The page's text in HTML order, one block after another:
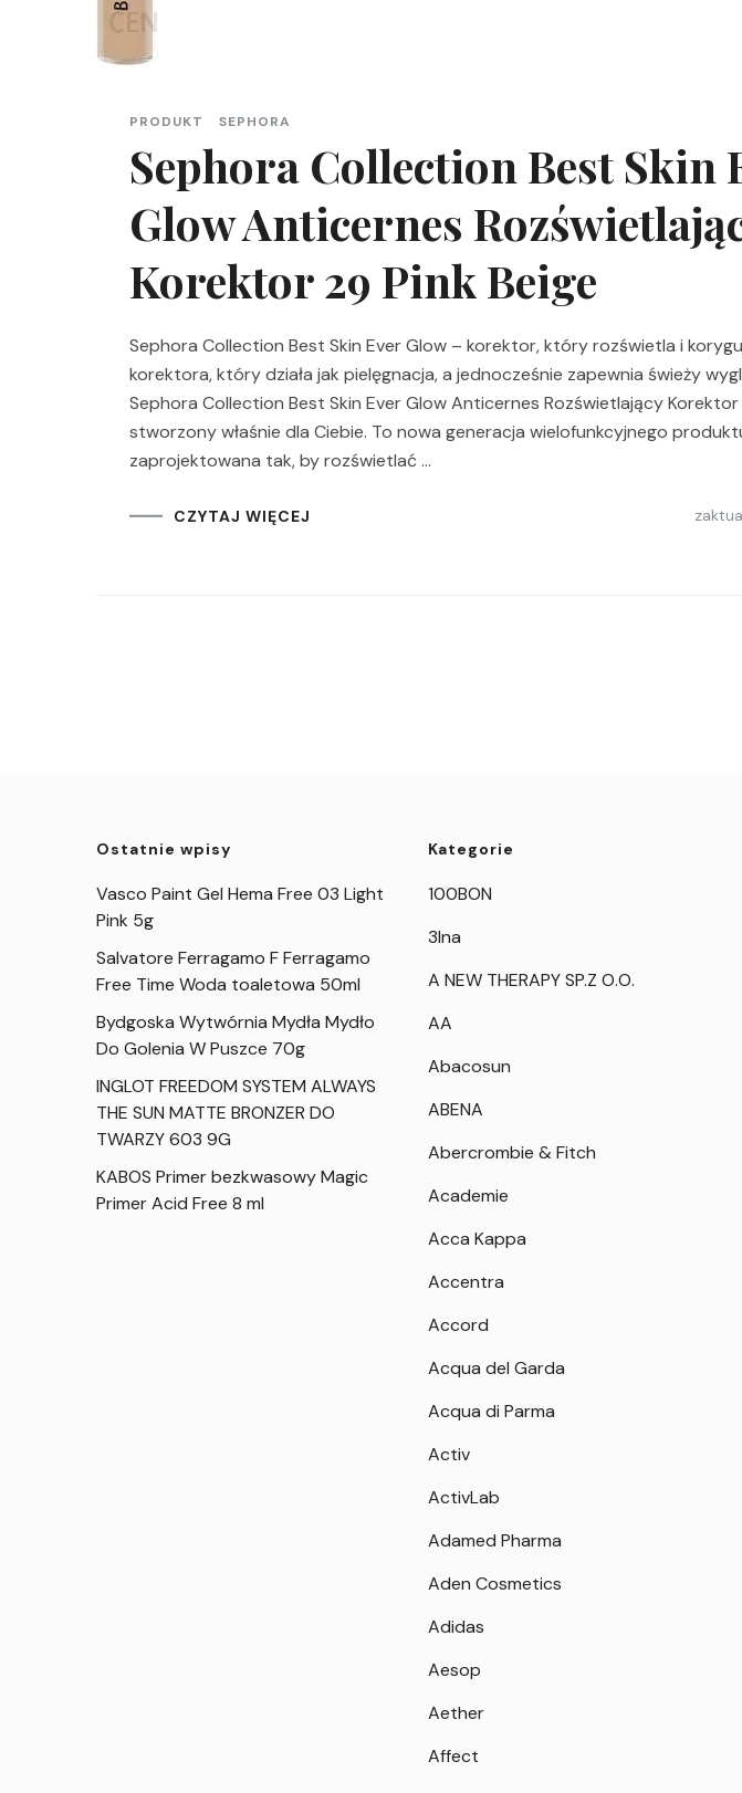
PRODUKT SEPHORA
Sephora Collection Best Skin
Glow Anticernes
Korektor 29 Pink Beige
Sephora Collection Best Skin Ever Glow – korektor, który rozświetla i
korektora, który działa jak pielęgnacja, a jednocześnie zapewnia świeży
Sephora Collection Best Skin Ever Glow Anticernes Rozświetlający Korektor
stworzony właśnie dla Ciebie. To nowa generacja wielofunkcyjnego
zaprojektowana tak, by rozświetlać …
CZYTAJ WIĘCEJ
Ostatnie wpisy
Vasco Paint Gel Hema Free 03 Light
Pink 5g
Salvatore Ferragamo F Ferragamo
Free Time Woda toaletowa 50ml
Bydgoska Wytwórnia Mydła Mydło
Do Golenia W Puszce 70g
INGLOT FREEDOM SYSTEM ALWAYS
THE SUN MATTE BRONZER DO
TWARZY 603 9G
KABOS Primer bezkwasowy Magic
Primer Acid Free 8 ml
Kategorie
100BON
3Ina
A NEW THERAPY SP.Z O.O.
AA
Abacosun
ABENA
Abercrombie & Fitch
Academie
Acca Kappa
Accentra
Accord
Acqua del Garda
Acqua di Parma
Activ
ActivLab
Adamed Pharma
Aden Cosmetics
Adidas
Aesop
Aether
Affect